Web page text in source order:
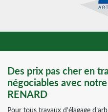
Des prix pas cher en
négociables avec
RENARD
Pour tous travaux d’élagage